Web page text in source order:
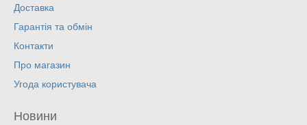
Доставка
Гарантія та обмін
Контакти
Про магазин
Угода користувача
Новини